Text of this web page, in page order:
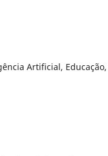
Artificial, Educação,